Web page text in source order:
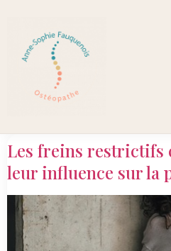
Les freins restrictifs
leur influence sur la